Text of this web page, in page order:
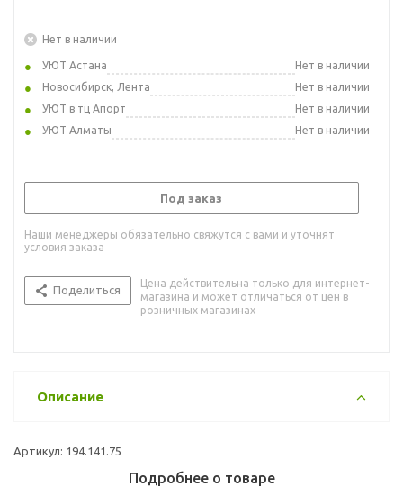
Нет в наличии
УЮТ Астана
Нет в наличии
Новосибирск, Лента
Нет в наличии
УЮТ в тц Апорт
Нет в наличии
УЮТ Алматы
Нет в наличии
Под заказ
Наши менеджеры обязательно свяжутся с вами и уточнят
условия заказа
Поделиться
Цена действительна только для интернет-
магазина и может отличаться от цен в
розничных магазинах
Описание
Артикул: 194.141.75
Подробнее о товаре